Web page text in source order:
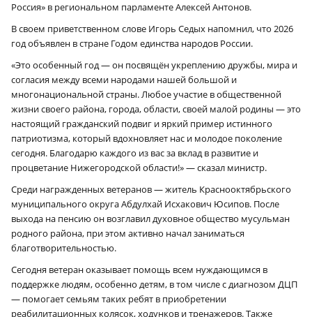
Россия» в региональном парламенте Алексей Антонов.
В своем приветственном слове Игорь Седых напомнил, что 2026
год объявлен в стране Годом единства народов России.
«Это особенный год — он посвящён укреплению дружбы, мира и
согласия между всеми народами нашей большой и
многонациональной страны. Любое участие в общественной
жизни своего района, города, области, своей малой родины — это
настоящий гражданский подвиг и яркий пример истинного
патриотизма, который вдохновляет нас и молодое поколение
сегодня. Благодарю каждого из вас за вклад в развитие и
процветание Нижегородской области!» — сказал министр.
Среди награжденных ветеранов — житель Краснооктябрьского
муниципального округа Абдулхай Исхакович Юсипов. После
выхода на пенсию он возглавил духовное общество мусульман
родного района, при этом активно начал заниматься
благотворительностью.
Сегодня ветеран оказывает помощь всем нуждающимся в
поддержке людям, особенно детям, в том числе с диагнозом ДЦП
— помогает семьям таких ребят в приобретении
реабилитационных колясок, ходунков и тренажеров. Также